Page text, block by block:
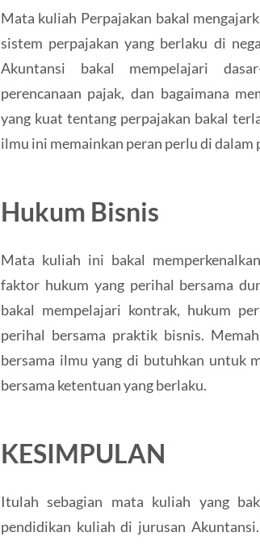
Mata kuliah Perpajakan bakal
sistem perpajakan yang berlaku di
Akuntansi bakal mempelajari
perencanaan pajak, dan bagaimana
yang kuat tentang perpajakan bakal
ilmu ini memainkan peran perlu di dalam
Hukum Bisnis
Mata kuliah ini bakal
faktor hukum yang perihal bersama
bakal mempelajari kontrak, hukum
perihal bersama praktik bisnis.
bersama ilmu yang di butuhkan untuk
bersama ketentuan yang berlaku.
KESIMPULAN
Itulah sebagian mata kuliah yang
pendidikan kuliah di jurusan